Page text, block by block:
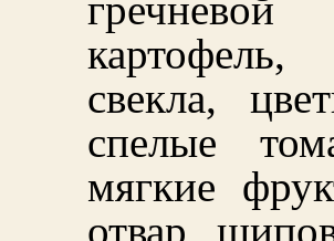
свекла,
спелые
мягкие
отвар